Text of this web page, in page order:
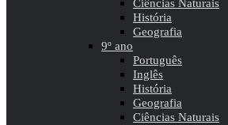
Ciências Naturais
História
Geografia
9º ano
Português
Inglês
História
Geografia
Ciências Naturais